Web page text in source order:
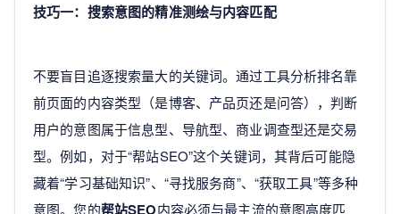
技巧一：搜索意图的精准测绘与内容匹配
不要盲目追逐搜索量大的关键词。通过工具分析排名靠
前页面的内容类型（是博客、产品页还是问答），判断
用户的意图属于信息型、导航型、商业调查型还是交易
型。例如，对于“帮站SEO”这个关键词，其背后可能隐
藏着“学习基础知识”、“寻找服务商”、“获取工具”等多种
意图。您的帮站SEO内容必须与最主流的意图高度匹